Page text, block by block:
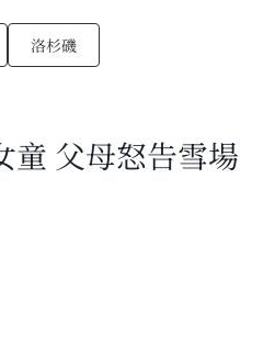
洛杉磯
童 父母怒告雪場